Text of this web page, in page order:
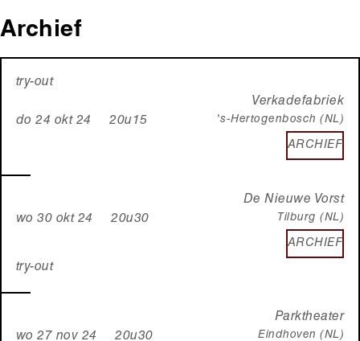
Archief
do 24 okt 24 20u15
try-out
Verkadefabriek
's-Hertogenbosch (NL)
ARCHIEF
wo 30 okt 24 20u30
try-out
De Nieuwe Vorst
Tilburg (NL)
ARCHIEF
wo 27 nov 24 20u30
Parktheater
Eindhoven (NL)